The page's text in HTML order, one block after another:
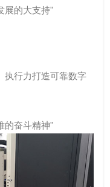
的大支持"
行力打造可靠数字
奋斗精神"